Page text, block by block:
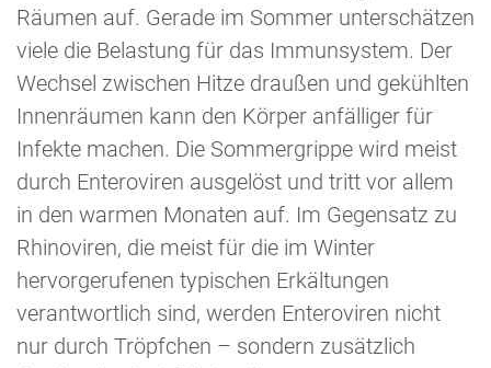
Räumen auf. Gerade im Sommer unterschätzen
viele die Belastung für das Immunsystem. Der
Wechsel zwischen Hitze draußen und gekühlten
Innenräumen kann den Körper anfälliger für
Infekte machen. Die Sommergrippe wird meist
durch Enteroviren ausgelöst und tritt vor allem
in den warmen Monaten auf. Im Gegensatz zu
Rhinoviren, die meist für die im Winter
hervorgerufenen typischen Erkältungen
verantwortlich sind, werden Enteroviren nicht
nur durch Tröpfchen – sondern zusätzlich